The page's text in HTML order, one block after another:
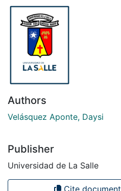
Authors
Velásquez Aponte, Daysi
Publisher
Universidad de La Salle